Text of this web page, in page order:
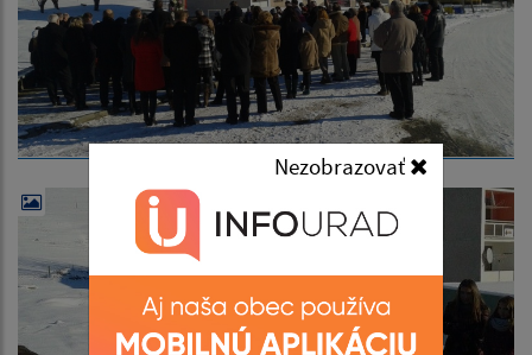
Nezobrazovať